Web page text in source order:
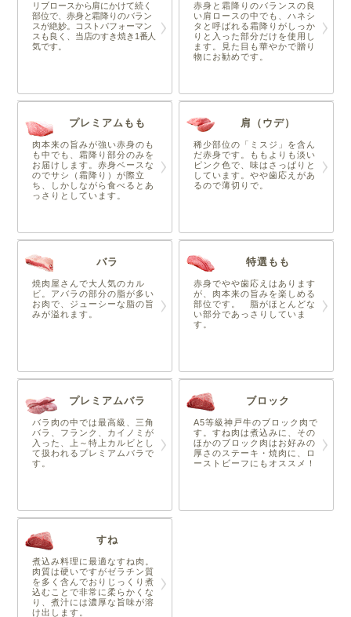
リブロースから肩にかけて続く
部位で、赤身と霜降りのバラン
スが絶妙。コストパフォーマン
スも良く、当店のすき焼き1番人
気です。
赤身と霜降りのバランスの良
い肩ロースの中でも、ハネシ
タと呼ばれる霜降りがしっか
りと入った部分だけを使用し
ます。見た目も華やかで贈り
物にお勧めです。
プレミアムもも
肉本来の旨みが強い赤身のも
も中でも、霜降り部分のみを
お届けします。赤身ベースな
のでサシ（霜降り）が際立
ち、しかしながら食べるとあ
っさりとしています。
肩（ウデ）
稀少部位の「ミスジ」を含ん
だ赤身です。ももよりも淡い
ピンク色で、味はさっぱりと
しています。やや歯応えがあ
るので薄切りで。
バラ
焼肉屋さんで大人気のカル
ビ。アバラの部分の脂が多い
お肉で、ジューシーな脂の旨
みが溢れます。
特選もも
赤身でやや歯応えはあります
が、肉本来の旨みを楽しめる
部位です。 脂がほとんどな
い部分であっさりしていま
す。
プレミアムバラ
バラ肉の中では最高級、三角
バラ、フランク、カイノミが
入った、上～特上カルビとし
て扱われるプレミアムバラで
す。
ブロック
A5等級神戸牛のブロック肉で
す。すね肉は煮込みに、その
ほかのブロック肉はお好みの
厚さのステーキ・焼肉に、ロ
ーストビーフにもオススメ！
すね
煮込み料理に最適なすね肉。
肉質は硬いですがゼラチン質
を多く含んでおりじっくり煮
込むことで非常に柔らかくな
り、煮汁には濃厚な旨味が溶
け出します。